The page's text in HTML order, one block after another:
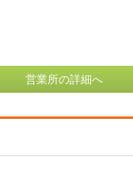
営業所の詳細へ